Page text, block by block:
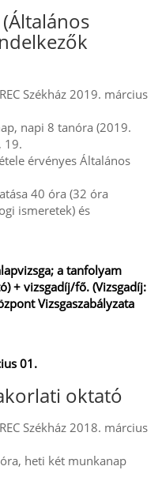
Székház 2019. március
napi 8 tanóra (2019.
19.
érvényes Általános
40 óra (32 óra
ismeretek) és
a tanfolyam
+ vizsgadíj/fő. (Vizsgadíj:
Vizsgaszabályzata
01.
oktató
Székház 2018. március
heti két munkanap